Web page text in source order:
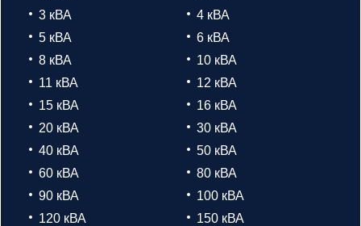
3 кВА
4 кВА
5 кВА
6 кВА
8 кВА
10 кВА
11 кВА
12 кВА
15 кВА
16 кВА
20 кВА
30 кВА
40 кВА
50 кВА
60 кВА
80 кВА
90 кВА
100 кВА
120 кВА
150 кВА